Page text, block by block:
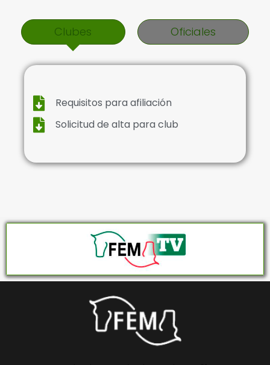
Clubes Oficiales
Requisitos para afiliación
Solicitud de alta para club